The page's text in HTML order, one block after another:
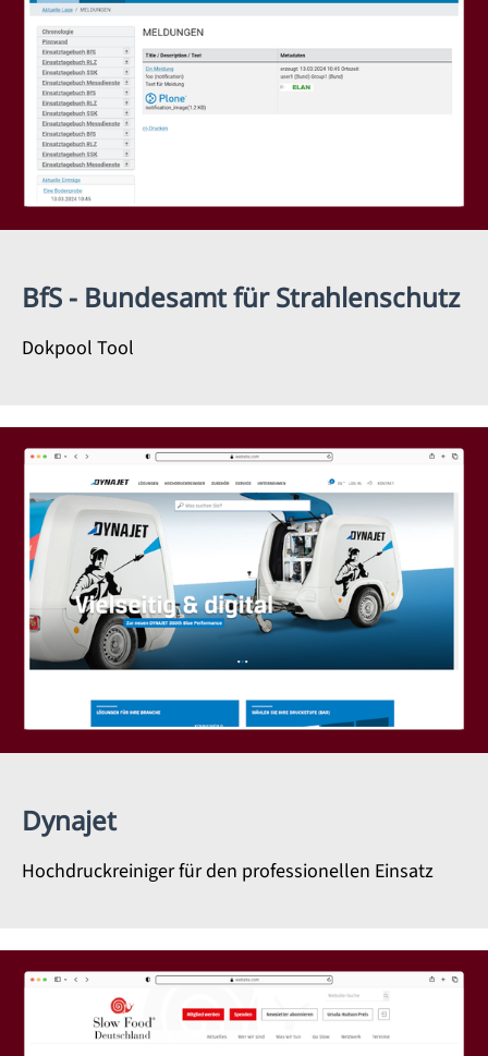
BfS - Bundesamt für Strahlenschutz
Dokpool Tool
Dynajet
Hochdruckreiniger für den professionellen Einsatz